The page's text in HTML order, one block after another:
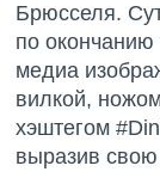
Брюсселя.
по
медиа
вилкой,
хэштегом
выразив